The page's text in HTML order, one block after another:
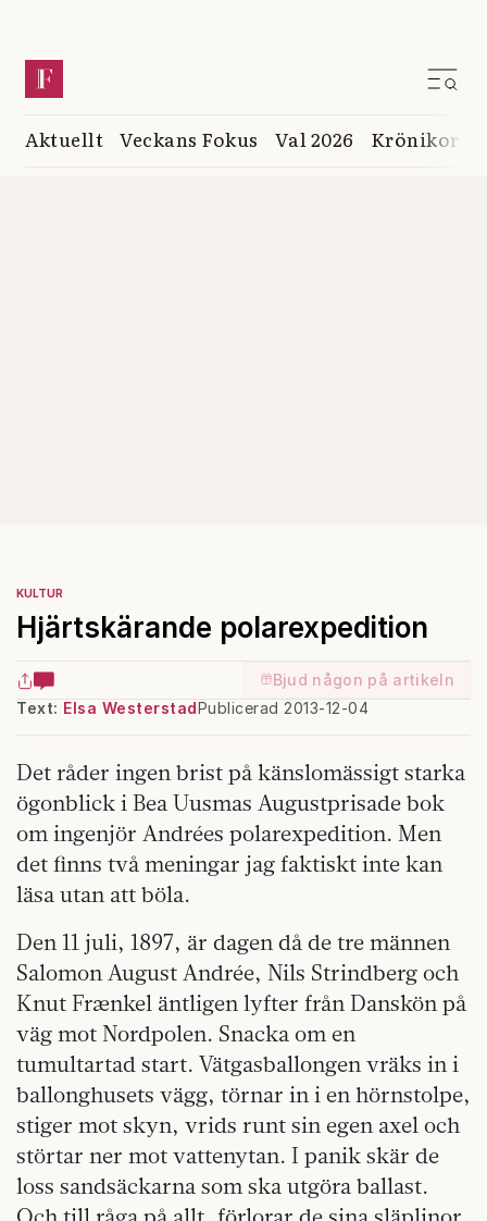
Aktuellt Veckans Fokus Val 2026 Krönikor
KULTUR
Hjärtskärande polarexpedition
Bjud någon på artikeln
Text: Elsa WesterstadPublicerad 2013-12-04
Det råder ingen brist på känslomässigt starka
ögonblick i Bea Uusmas Augustprisade bok
om ingenjör Andrées polarexpedition. Men
det finns två meningar jag faktiskt inte kan
läsa utan att böla.
Den 11 juli, 1897, är dagen då de tre männen
Salomon August Andrée, Nils Strindberg och
Knut Frænkel äntligen lyfter från Danskön på
väg mot Nordpolen. Snacka om en
tumultartad start. Vätgasballongen vräks in i
ballonghusets vägg, törnar in i en hörnstolpe,
stiger mot skyn, vrids runt sin egen axel och
störtar ner mot vattenytan. I panik skär de
loss sandsäckarna som ska utgöra ballast.